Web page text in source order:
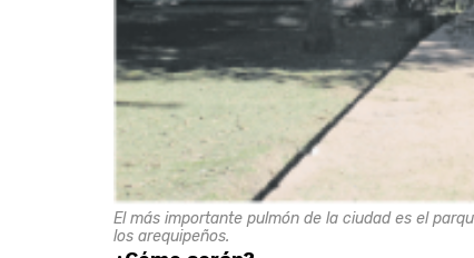
El más importante pulmón de la ciudad es el
los arequipeños.